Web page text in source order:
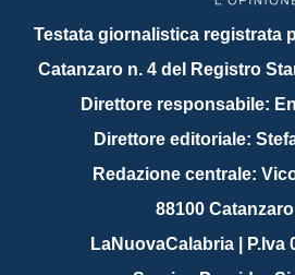
Testata giornalistica registrata
Catanzaro n. 4 del Registro
Direttore responsabile:
Direttore editoriale:
Redazione centrale:
88100
LaNuovaCalabria | P.Iva